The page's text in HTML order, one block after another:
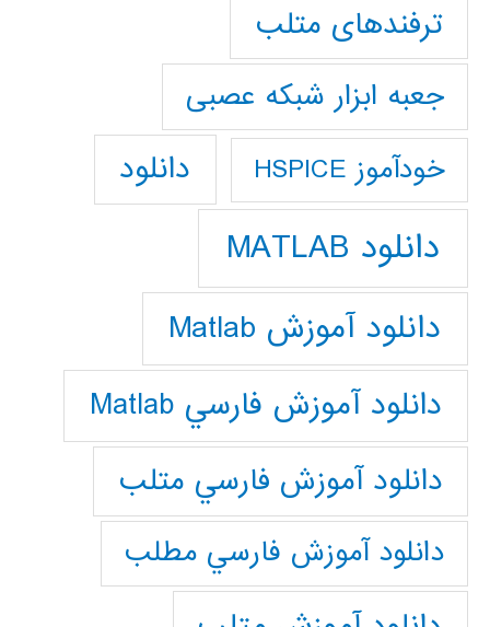
ترفندهای متلب
جعبه ابزار شبکه عصبی
خودآموز HSPICE دانلود
دانلود MATLAB
دانلود آموزش Matlab
دانلود آموزش فارسي Matlab
دانلود آموزش فارسي متلب
دانلود آموزش فارسي مطلب